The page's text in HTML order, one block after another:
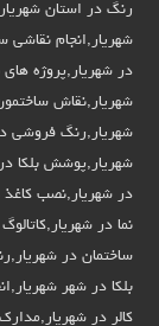
رنگ در استان
شهریار,انجام نقاشی
در شهریار,پروژه
شهریار,نقاش
شهریار,رنگ فروشی
شهریار,پوشش بلکا
در شهریار,نصب کاغذ
نما در
ساختمان در
بلکا در شهر
کالر در